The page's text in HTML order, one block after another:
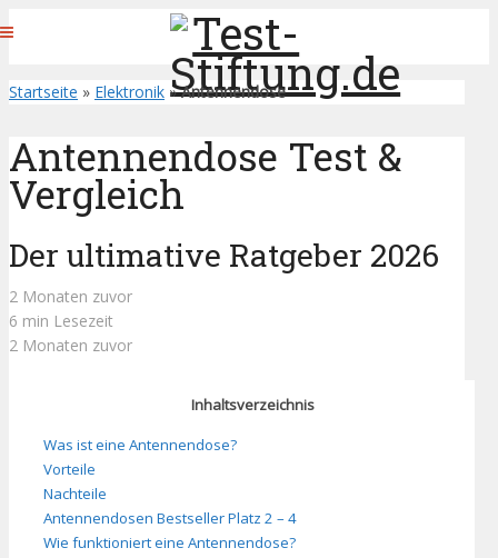
Startseite » Elektronik »Antennendose
Antennendose Test &
Vergleich
Der ultimative Ratgeber 2026
2 Monaten zuvor
6 min Lesezeit
2 Monaten zuvor
Inhaltsverzeichnis
Was ist eine Antennendose?
Vorteile
Nachteile
Antennendosen Bestseller Platz 2 – 4
Wie funktioniert eine Antennendose?